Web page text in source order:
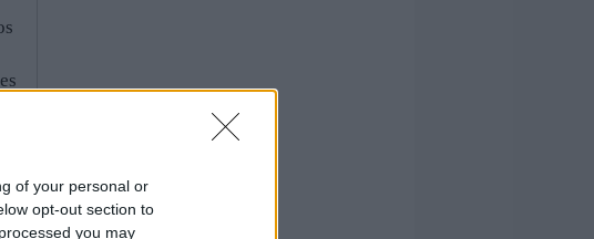
of your personal or
opt-out section to
you may